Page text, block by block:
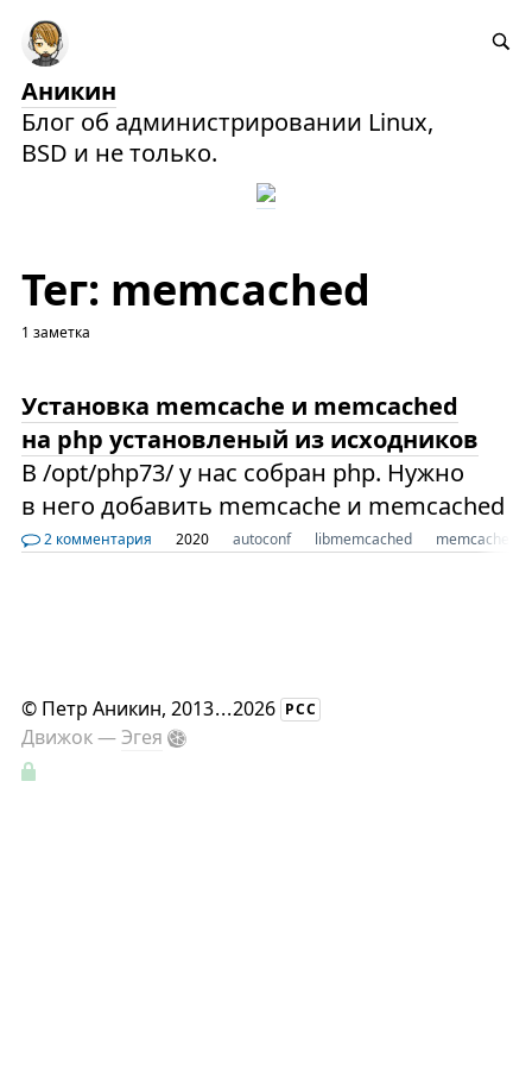
Аникин
Блог об администрировании Linux,
BSD и не только.
Тег: memcached
1 заметка
Установка memcache и memcached
на php установленый из исходников
В /opt/php73/ у нас собран php. Нужно
в него добавить memcache и memcached
2 комментария 2020 autoconf libmemcached memcache
© Петр Аникин, 2013...2026 РСС
Движок —Эгея